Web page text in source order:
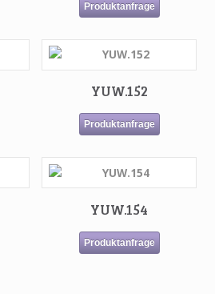
Produktanfrage
YUW.152
Produktanfrage
YUW.154
Produktanfrage